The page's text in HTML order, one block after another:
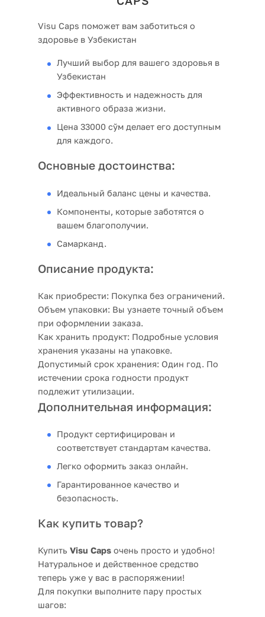
Visu Caps поможет вам заботиться о
здоровье в Узбекистан
Лучший выбор для вашего здоровья в
Узбекистан
Эффективность и надежность для
активного образа жизни.
Цена 33000 сўм делает его доступным
для каждого.
Основные достоинства:
Идеальный баланс цены и качества.
Компоненты, которые заботятся о
вашем благополучии.
Самарканд.
Описание продукта:
Как приобрести: Покупка без ограничений.
Объем упаковки: Вы узнаете точный объем
при оформлении заказа.
Как хранить продукт: Подробные условия
хранения указаны на упаковке.
Допустимый срок хранения: Один год. По
истечении срока годности продукт
подлежит утилизации.
Дополнительная информация:
Продукт сертифицирован и
соответствует стандартам качества.
Легко оформить заказ онлайн.
Гарантированное качество и
безопасность.
Как купить товар?
Купить Visu Caps очень просто и удобно!
Натуральное и действенное средство
теперь уже у вас в распоряжении!
Для покупки выполните пару простых
шагов: